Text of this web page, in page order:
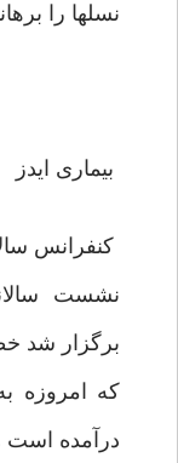
نسلها را
بيمارى ايدز
كنفرانس
نشست
برگزار شد
كه امروزه
درآمده است